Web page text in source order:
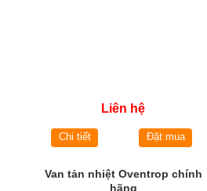
Liên hệ
Chi tiết Đặt mua
Van tản nhiệt Oventrop chính
hãng